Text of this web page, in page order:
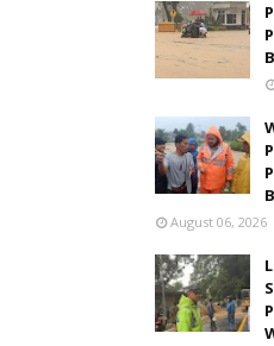
August 06, 2026